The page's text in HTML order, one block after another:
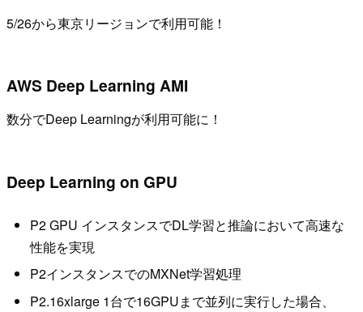
5/26から東京リージョンで利用可能！
AWS Deep Learning AMI
数分でDeep Learningが利用可能に！
Deep Learning on GPU
P2 GPU インスタンスでDL学習と推論において高速な
性能を実現
P2インスタンスでのMXNet学習処理
P2.16xlarge 1台で16GPUまで並列に実行した場合、